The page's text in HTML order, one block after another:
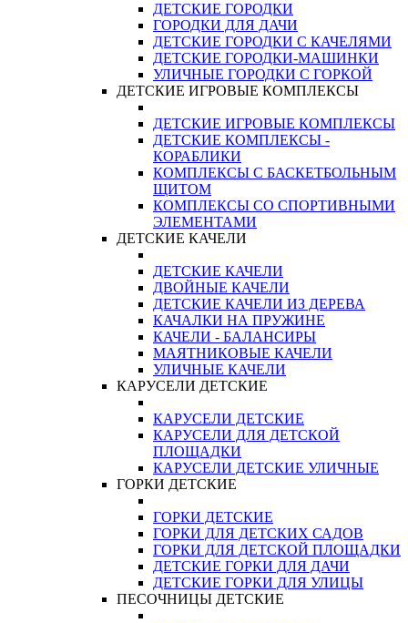
ДЕТСКИЕ ГОРОДКИ
ГОРОДКИ ДЛЯ ДАЧИ
ДЕТСКИЕ ГОРОДКИ С КАЧЕЛЯМИ
ДЕТСКИЕ ГОРОДКИ-МАШИНКИ
УЛИЧНЫЕ ГОРОДКИ С ГОРКОЙ
ДЕТСКИЕ ИГРОВЫЕ КОМПЛЕКСЫ
ДЕТСКИЕ ИГРОВЫЕ КОМПЛЕКСЫ
ДЕТСКИЕ КОМПЛЕКСЫ -
КОРАБЛИКИ
КОМПЛЕКСЫ С БАСКЕТБОЛЬНЫМ
ЩИТОМ
КОМПЛЕКСЫ СО СПОРТИВНЫМИ
ЭЛЕМЕНТАМИ
ДЕТСКИЕ КАЧЕЛИ
ДЕТСКИЕ КАЧЕЛИ
ДВОЙНЫЕ КАЧЕЛИ
ДЕТСКИЕ КАЧЕЛИ ИЗ ДЕРЕВА
КАЧАЛКИ НА ПРУЖИНЕ
КАЧЕЛИ - БАЛАНСИРЫ
МАЯТНИКОВЫЕ КАЧЕЛИ
УЛИЧНЫЕ КАЧЕЛИ
КАРУСЕЛИ ДЕТСКИЕ
КАРУСЕЛИ ДЕТСКИЕ
КАРУСЕЛИ ДЛЯ ДЕТСКОЙ
ПЛОЩАДКИ
КАРУСЕЛИ ДЕТСКИЕ УЛИЧНЫЕ
ГОРКИ ДЕТСКИЕ
ГОРКИ ДЕТСКИЕ
ГОРКИ ДЛЯ ДЕТСКИХ САДОВ
ГОРКИ ДЛЯ ДЕТСКОЙ ПЛОЩАДКИ
ДЕТСКИЕ ГОРКИ ДЛЯ ДАЧИ
ДЕТСКИЕ ГОРКИ ДЛЯ УЛИЦЫ
ПЕСОЧНИЦЫ ДЕТСКИЕ